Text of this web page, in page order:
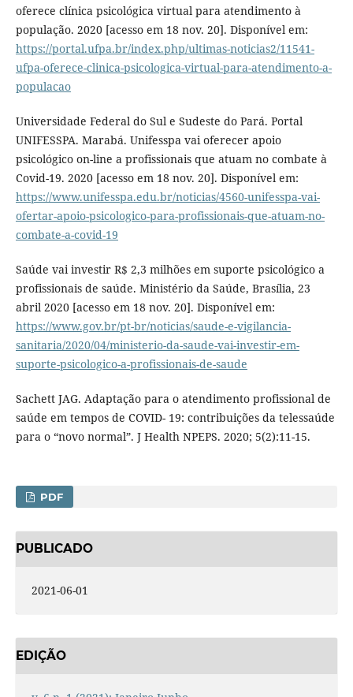
oferece clínica psicológica virtual para atendimento à
população. 2020 [acesso em 18 nov. 20]. Disponível em:
https://portal.ufpa.br/index.php/ultimas-noticias2/11541-
ufpa-oferece-clinica-psicologica-virtual-para-atendimento-a-
populacao
Universidade Federal do Sul e Sudeste do Pará. Portal
UNIFESSPA. Marabá. Unifesspa vai oferecer apoio
psicológico on-line a profissionais que atuam no combate à
Covid-19. 2020 [acesso em 18 nov. 20]. Disponível em:
https://www.unifesspa.edu.br/noticias/4560-unifesspa-vai-
ofertar-apoio-psicologico-para-profissionais-que-atuam-no-
combate-a-covid-19
Saúde vai investir R$ 2,3 milhões em suporte psicológico a
profissionais de saúde. Ministério da Saúde, Brasília, 23
abril 2020 [acesso em 18 nov. 20]. Disponível em:
https://www.gov.br/pt-br/noticias/saude-e-vigilancia-
sanitaria/2020/04/ministerio-da-saude-vai-investir-em-
suporte-psicologico-a-profissionais-de-saude
Sachett JAG. Adaptação para o atendimento profissional de
saúde em tempos de COVID- 19: contribuições da telessaúde
para o “novo normal”. J Health NPEPS. 2020; 5(2):11-15.
PDF
PUBLICADO
2021-06-01
EDIÇÃO